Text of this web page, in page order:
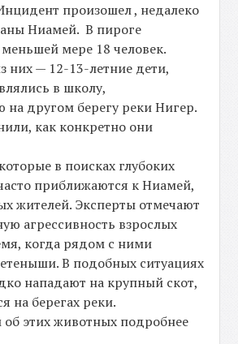
произошел , недалеко
Ниамей. В пироге
мере 18 человек.
них — 12-13-летние дети,
в школу,
на другом берегу реки Нигер.
как конкретно они
в поисках глубоких
приближаются к Ниамей,
жителей. Эксперты отмечают
агрессивность взрослых
когда рядом с ними
В подобных ситуациях
нападают на крупный скот,
на берегах реки.
об этих животных подробнее